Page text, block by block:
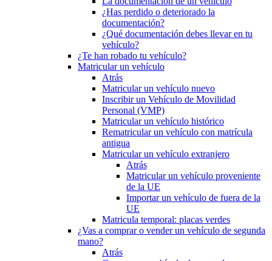
¿Has perdido o deteriorado la
documentación?
¿Qué documentación debes llevar en tu
vehículo?
¿Te han robado tu vehículo?
Matricular un vehículo
Atrás
Matricular un vehículo nuevo
Inscribir un Vehículo de Movilidad
Personal (VMP)
Matricular un vehículo histórico
Rematricular un vehículo con matrícula
antigua
Matricular un vehículo extranjero
Atrás
Matricular un vehículo proveniente
de la UE
Importar un vehículo de fuera de la
UE
Matricula temporal: placas verdes
¿Vas a comprar o vender un vehículo de segunda
mano?
Atrás